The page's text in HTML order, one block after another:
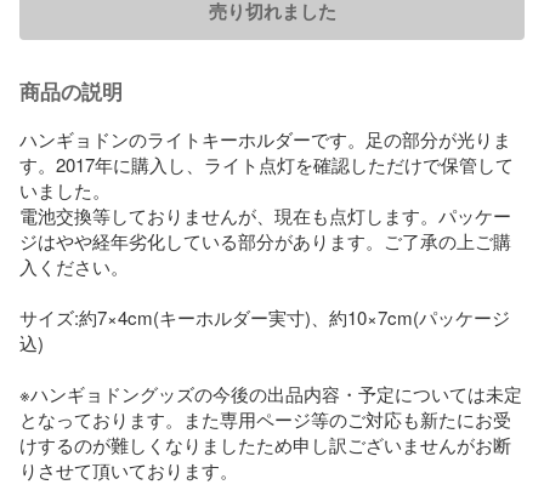
売り切れました
商品の説明
ハンギョドンのライトキーホルダーです。足の部分が光りま
す。2017年に購入し、ライト点灯を確認しただけで保管して
いました。
電池交換等しておりませんが、現在も点灯します。パッケー
ジはやや経年劣化している部分があります。ご了承の上ご購
入ください。
サイズ:約7×4cm(キーホルダー実寸)、約10×7cm(パッケージ
込)
※ハンギョドングッズの今後の出品内容・予定については未定
となっております。また専用ページ等のご対応も新たにお受
けするのが難しくなりましたため申し訳ございませんがお断
りさせて頂いております。